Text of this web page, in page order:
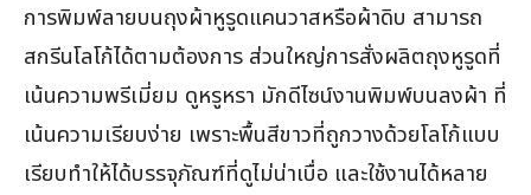
การพิมพ์ลายบนถุงผ้าหูรูดแคนวาสหรือผ้าดิบ สามารถ
สกรีนโลโก้ได้ตามต้องการ ส่วนใหญ่การสั่งผลิตถุงหูรูดที่
เน้นความพรีเมี่ยม ดูหรูหรา มักดีไซน์งานพิมพ์บนลงผ้า ที่
เน้นความเรียบง่าย เพราะพื้นสีขาวที่ถูกวางด้วยโลโก้แบบ
เรียบทำให้ได้บรรจุภัณฑ์ที่ดูไม่น่าเบื่อ และใช้งานได้หลาย